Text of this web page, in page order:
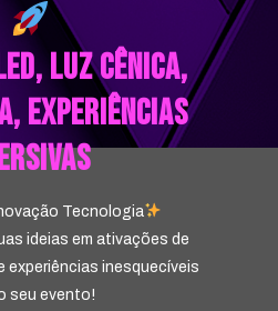
luz cênica,
experiências
Tecnologia
ideias em ativações de
experiências inesquecíveis
seu evento!